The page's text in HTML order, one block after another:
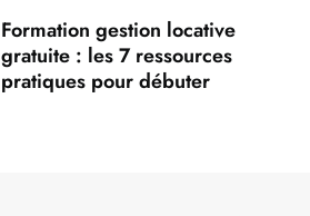
Formation gestion locative
gratuite : les 7 ressources
pratiques pour débuter